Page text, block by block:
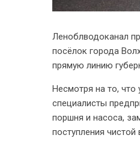
Леноблводоканал
посёлок города
прямую линию
Несмотря на то, что
специалисты
поршня и насоса,
поступления